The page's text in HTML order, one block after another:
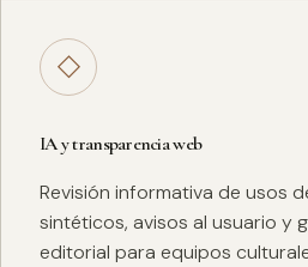
◇
IA y transparencia web
Revisión informativa de usos
sintéticos, avisos al usuario y
editorial para equipos